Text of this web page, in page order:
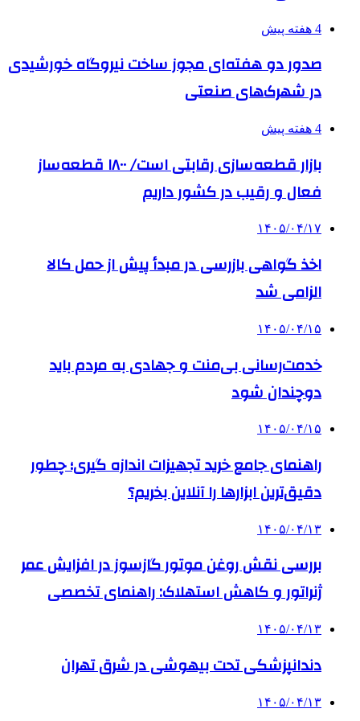
4 هفته پیش
صدور دو هفته‌ای مجوز ساخت نیروگاه خورشیدی
در شهرک‌های صنعتی
4 هفته پیش
بازار قطعه‌سازی رقابتی است/ ۱۸۰۰ قطعه‌ساز
فعال و رقیب در کشور داریم
۱۴۰۵/۰۴/۱۷
اخذ گواهی بازرسی در مبدأ پیش از حمل کالا
الزامی شد
۱۴۰۵/۰۴/۱۵
خدمت‌رسانی بی‌منت و جهادی به مردم باید
دوچندان شود
۱۴۰۵/۰۴/۱۵
راهنمای جامع خرید تجهیزات اندازه گیری؛ چطور
دقیق‌ترین ابزارها را آنلاین بخریم؟
۱۴۰۵/۰۴/۱۳
بررسی نقش روغن موتور گازسوز در افزایش عمر
ژنراتور و کاهش استهلاک: راهنمای تخصصی
۱۴۰۵/۰۴/۱۳
دندانپزشکی تحت بیهوشی در شرق تهران
۱۴۰۵/۰۴/۱۳